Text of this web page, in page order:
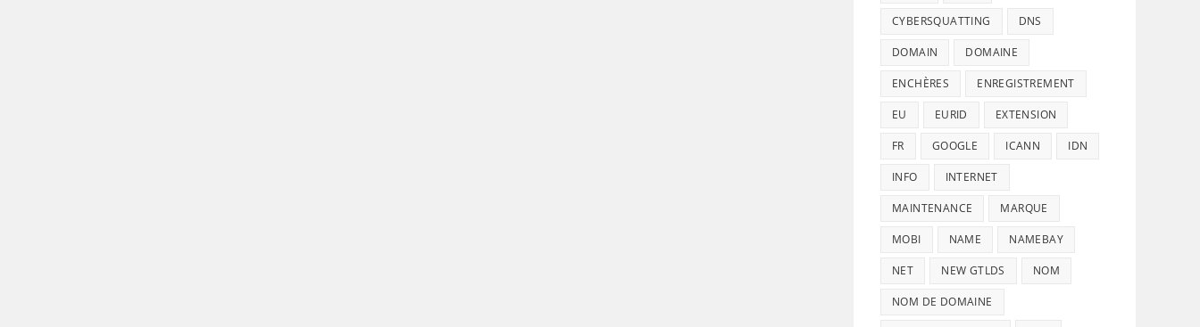
CYBERSQUATTING DNS
DOMAIN DOMAINE
ENCHÈRES ENREGISTREMENT
EU EURID EXTENSION
FR GOOGLE ICANN IDN
INFO INTERNET
MAINTENANCE MARQUE
MOBI NAME NAMEBAY
NET NEW GTLDS NOM
NOM DE DOMAINE